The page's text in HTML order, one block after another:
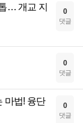
… 개교 지
0
댓글
0
댓글
마법! 융단
0
댓글